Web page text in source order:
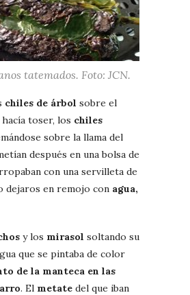
tatemados. Foto: JCN.
chiles de árbol sobre el
toser, los chiles
sobre la llama del
después en una bolsa de
con una servilleta de
dejaros en remojo con agua,
y los mirasol soltando su
que se pintaba de color
de la manteca en las
. El metate del que iban